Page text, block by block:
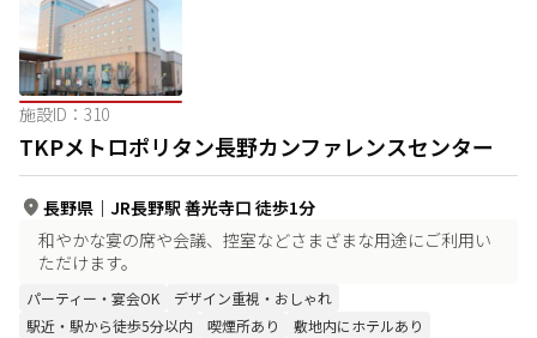
施設ID： 310
TKPメトロポリタン長野カンファレンスセンター
長野県 ｜ JR長野駅 善光寺口 徒歩1分
和やかな宴の席や会議、控室などさまざまな用途にご利用い
ただけます。
パーティー・宴会OK
デザイン重視・おしゃれ
駅近・駅から徒歩5分以内
喫煙所あり
敷地内にホテルあり